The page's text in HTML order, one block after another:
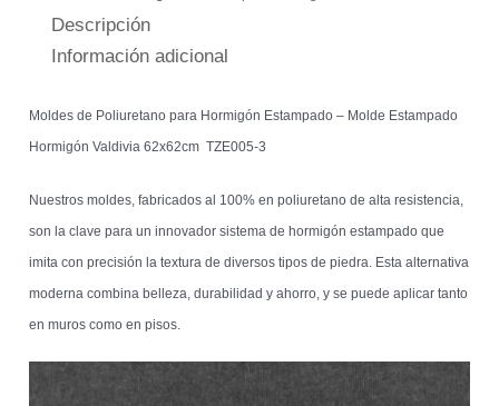
Descripción
Información adicional
Moldes de Poliuretano para Hormigón Estampado – Molde Estampado
Hormigón Valdivia 62x62cm TZE005-3
Nuestros moldes, fabricados al 100% en poliuretano de alta resistencia,
son la clave para un innovador sistema de hormigón estampado que
imita con precisión la textura de diversos tipos de piedra. Esta alternativa
moderna combina belleza, durabilidad y ahorro, y se puede aplicar tanto
en muros como en pisos.